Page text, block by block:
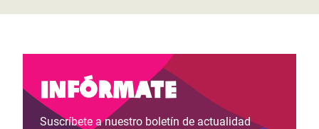
Infórmate
Suscríbete a nuestro boletín de actualidad